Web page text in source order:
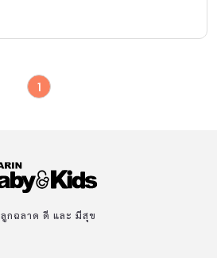
1
กฉลาด ดี และ มีสุข